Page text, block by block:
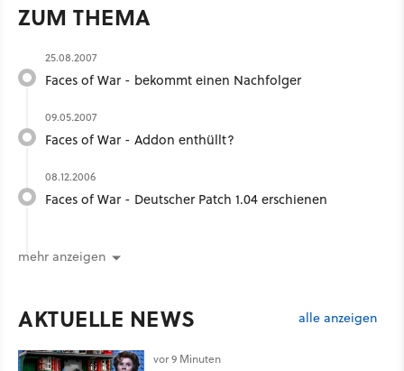
ZUM THEMA
25.08.2007
Faces of War - bekommt einen Nachfolger
09.05.2007
Faces of War - Addon enthüllt?
08.12.2006
Faces of War - Deutscher Patch 1.04 erschienen
mehr anzeigen
AKTUELLE NEWS alle anzeigen
vor 9 Minuten